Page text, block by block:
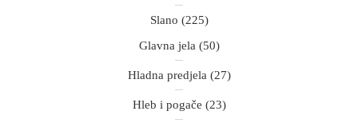
Slano (225)
Glavna jela (50)
Hladna predjela (27)
Hleb i pogače (23)